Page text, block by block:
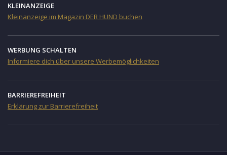
KLEINANZEIGE
Kleinanzeige im Magazin DER HUND buchen
WERBUNG SCHALTEN
Informiere dich über unsere Werbemöglichkeiten
BARRIEREFREIHEIT
Erklärung zur Barrierefreiheit